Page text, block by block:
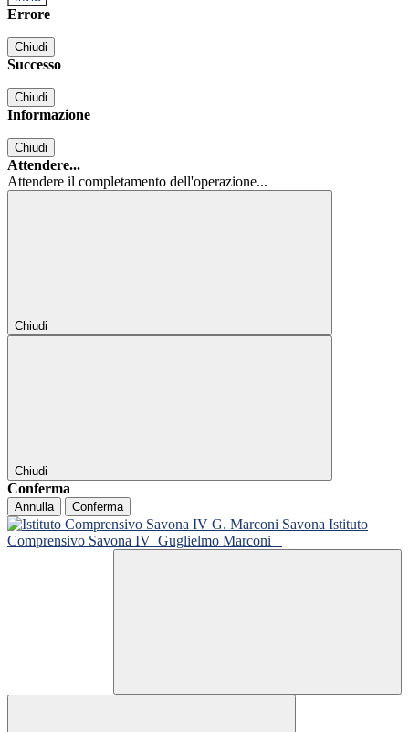
Errore
Chiudi
Successo
Chiudi
Informazione
Chiudi
Attendere...
Attendere il completamento dell'operazione...
Chiudi
Chiudi
Conferma
Annulla Conferma
Istituto
Comprensivo Savona IV Guglielmo Marconi